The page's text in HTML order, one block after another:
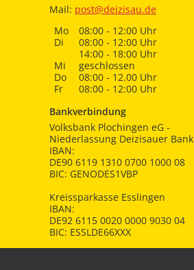
Mail: post@deizisau.de
Mo
08:00 - 12:00 Uhr
Di
08:00 - 12:00 Uhr
14:00 - 18:00 Uhr
Mi
geschlossen
Do
08:00 - 12.00 Uhr
Fr
08:00 - 12:00 Uhr
Bankverbindung
Volksbank Plochingen eG -
Niederlassung Deizisauer Bank
IBAN:
DE90 6119 1310 0700 1000 08
BIC: GENODES1VBP
Kreissparkasse Esslingen
IBAN:
DE92 6115 0020 0000 9030 04
BIC: ESSLDE66XXX